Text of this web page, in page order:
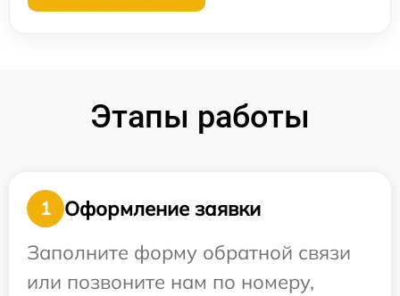
Этапы работы
1
Оформление заявки
Заполните форму обратной связи
или позвоните нам по номеру,